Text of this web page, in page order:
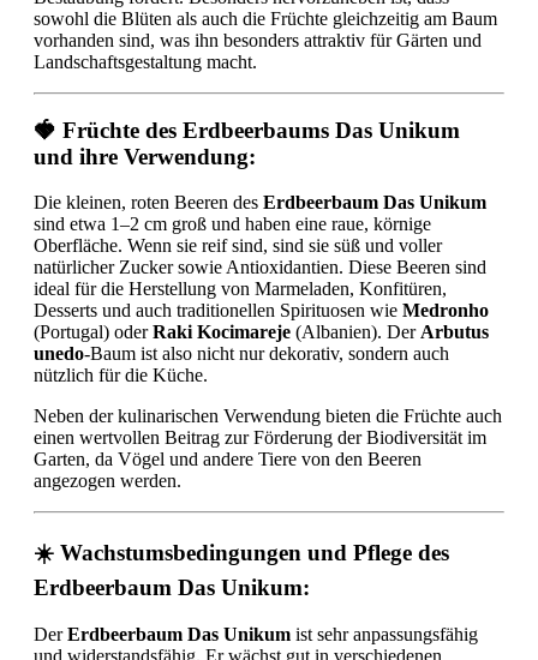
sowohl die Blüten als auch die Früchte gleichzeitig am Baum
vorhanden sind, was ihn besonders attraktiv für Gärten und
Landschaftsgestaltung macht.
🍓 Früchte des Erdbeerbaums Das Unikum
und ihre Verwendung:
Die kleinen, roten Beeren des Erdbeerbaum Das Unikum
sind etwa 1–2 cm groß und haben eine raue, körnige
Oberfläche. Wenn sie reif sind, sind sie süß und voller
natürlicher Zucker sowie Antioxidantien. Diese Beeren sind
ideal für die Herstellung von Marmeladen, Konfitüren,
Desserts und auch traditionellen Spirituosen wie Medronho
(Portugal) oderRaki Kocimareje (Albanien). DerArbutus
unedo-Baum ist also nicht nur dekorativ, sondern auch
nützlich für die Küche.
Neben der kulinarischen Verwendung bieten die Früchte auch
einen wertvollen Beitrag zur Förderung der Biodiversität im
Garten, da Vögel und andere Tiere von den Beeren
angezogen werden.
☀️ Wachstumsbedingungen und Pflege des
Erdbeerbaum Das Unikum:
DerErdbeerbaum Das Unikum ist sehr anpassungsfähig
und widerstandsfähig. Er wächst gut in verschiedenen